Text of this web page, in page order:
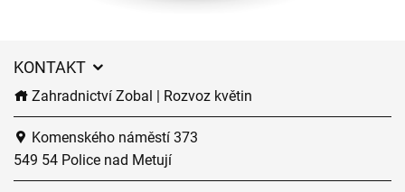
KONTAKT
Zahradnictví Zobal | Rozvoz květin
Komenského náměstí 373
549 54 Police nad Metují